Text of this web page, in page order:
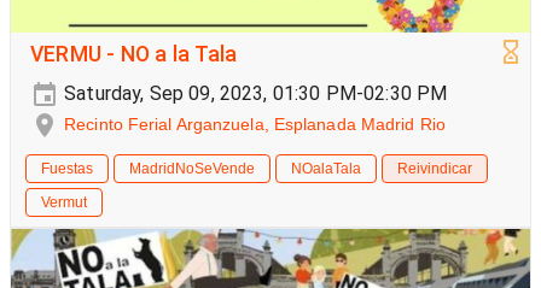
VERMU - NO a la Tala
Saturday, Sep 09, 2023, 01:30 PM-02:30 PM
Recinto Ferial Arganzuela, Esplanada Madrid Rio
Fuestas MadridNoSeVende NOalaTala
Reivindicar
Vermut